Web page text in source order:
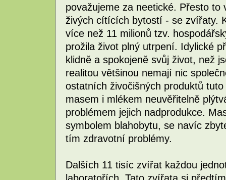
považujeme za neetické. Přesto to
živých cítících bytostí - se zvířaty.
více než 11 milionů tzv.
prožila život plný utrpení. Idylické
klidně a spokojeně svůj život, než
realitou většinou nemají nic
ostatních živočišných produktů
masem i mlékem neuvěřitelně
problémem jejich nadprodukce.
symbolem blahobytu, se navíc
tím zdravotní problémy.
Dalších 11 tisíc zvířat každou